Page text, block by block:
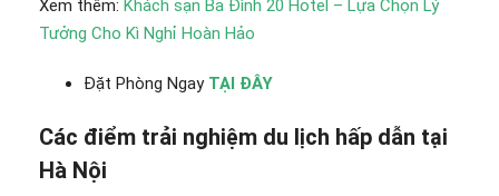
Xem thêm: Khách sạn Ba Đình 20 Hotel – Lựa Chọn Lý
Tưởng Cho Kì Nghỉ Hoàn Hảo
Đặt Phòng Ngay TẠI ĐÂY
Các điểm trải nghiệm du lịch hấp dẫn tại
Hà Nội